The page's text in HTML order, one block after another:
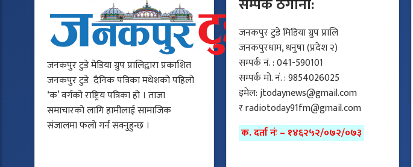
जनकपुर टुडे मेडिया ग्रुप प्रालिद्वारा प्रकाशित
जनकपुर टुडे दैनिक पत्रिका मधेशको पहिलो
‘क’ वर्गको राष्ट्रिय पत्रिका हो । ताजा
समाचारको लागि हामीलाई सामाजिक
संजालमा फलो गर्न सक्नुहुन्छ ।
सम्पर्क ठेगाना:
जनकपुर टुडे मिडिया ग्रुप प्रालि
जनकपुरधाम, धनुषा (प्रदेश २)
सम्पर्क नं. : 041-590101
सम्पर्क मो. नं. : 9854026025
इमेल:jtodaynews@gmail.com
रradiotoday91fm@gmail.com
क. दर्ता नंः – १४६२५२/०७२/०७३